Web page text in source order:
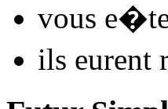
vous
ils